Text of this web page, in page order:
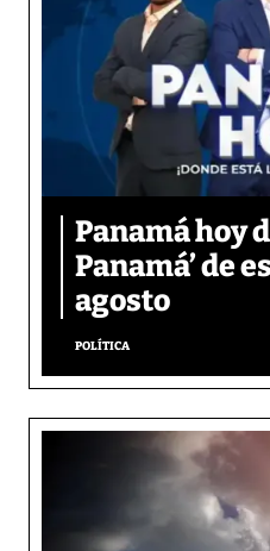
Panamá hoy
Panamá’ de
agosto
POLÍTICA